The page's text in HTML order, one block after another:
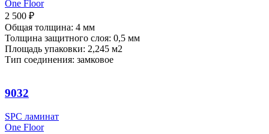
One Floor
2 500 ₽
Общая толщина: 4 мм
Толщина защитного слоя: 0,5 мм
Площадь упаковки: 2,245 м2
Тип соединения: замковое
9032
SPC ламинат
One Floor